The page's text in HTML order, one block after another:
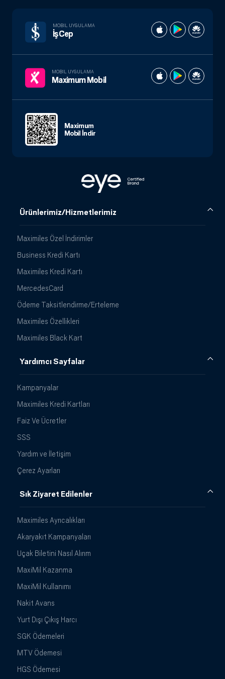
Ürünlerimiz/Hizmetlerimiz
Maximiles Özel İndirimler
Business Kredi Kartı
Maximiles Kredi Kartı
MercedesCard
Ödeme Taksitlendirme/Erteleme
Maximiles Özellikleri
Maximiles Black Kart
Yardımcı Sayfalar
Kampanyalar
Maximiles Kredi Kartları
Faiz Ve Ücretler
SSS
Yardım ve İletişim
Çerez Ayarları
Sık Ziyaret Edilenler
Maximiles Ayrıcalıkları
Akaryakıt Kampanyaları
Uçak Biletini Nasıl Alırım
MaxiMil Kazanma
MaxiMil Kullanımı
Nakit Avans
Yurt Dışı Çıkış Harcı
SGK Ödemeleri
MTV Ödemesi
HGS Ödemesi
MOBIL UYGULAMA
İşCep
MOBIL UYGULAMA
Maximum Mobil
Maximum
Mobil İndir